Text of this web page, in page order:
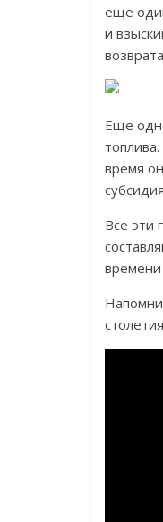
еще
и
Еще
время
Все эти
времени